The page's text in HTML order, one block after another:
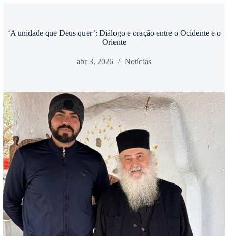
‘A unidade que Deus quer’: Diálogo e oração entre o Ocidente e o
Oriente
abr 3, 2026 Notícias